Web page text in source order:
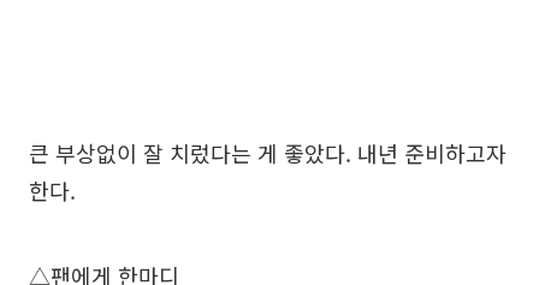
큰 부상없이 잘 치렀다는 게 좋았다. 내년 준비하고자
한다.
△팬에게 한마디